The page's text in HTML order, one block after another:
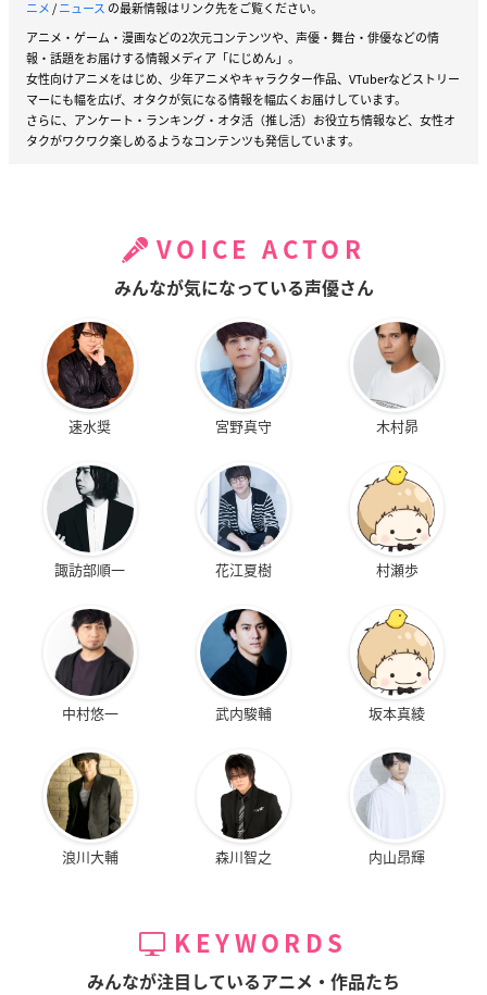
ニメ/ニュース の最新情報はリンク先をご覧ください。
アニメ・ゲーム・漫画などの2次元コンテンツや、声優・舞台・俳優などの情
報・話題をお届けする情報メディア「にじめん」。
女性向けアニメをはじめ、少年アニメやキャラクター作品、VTuberなどストリー
マーにも幅を広げ、オタクが気になる情報を幅広くお届けしています。
さらに、アンケート・ランキング・オタ活（推し活）お役立ち情報など、女性オ
タクがワクワク楽しめるようなコンテンツも発信しています。
VOICE ACTOR
みんなが気になっている声優さん
速水奨 宮野真守 木村昴
諏訪部順一 花江夏樹 村瀬歩
中村悠一 武内駿輔 坂本真綾
浪川大輔 森川智之 内山昂輝
KEYWORDS
みんなが注目しているアニメ・作品たち